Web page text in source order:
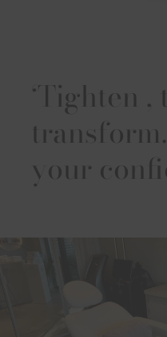
‘Tighten ,
your